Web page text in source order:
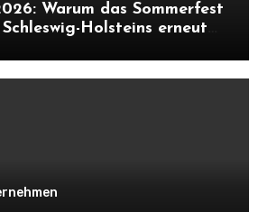
Warum das Sommerfest
Holsteins erneut